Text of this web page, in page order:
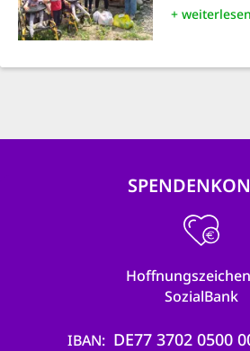
+ weiterlesen
SozialBank
IBAN DE77 3702 0500